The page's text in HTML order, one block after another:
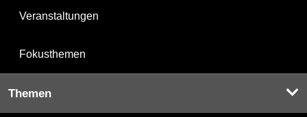
Veranstaltungen
Fokusthemen
Themen